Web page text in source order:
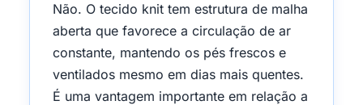
Não. O tecido knit tem estrutura de malha
aberta que favorece a circulação de ar
constante, mantendo os pés frescos e
ventilados mesmo em dias mais quentes.
É uma vantagem importante em relação a